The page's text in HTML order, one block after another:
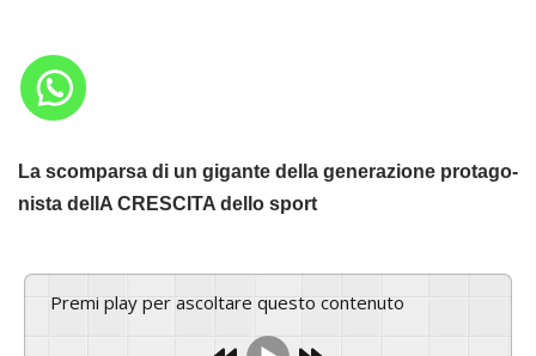
La scomparsa di un gigante della generazione protago-
nista dellA CRESCITA dello sport
Premi play per ascoltare questo contenuto